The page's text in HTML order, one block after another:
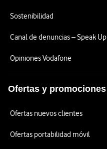
Sostenibilidad
Canal de denuncias – Speak Up
Opiniones Vodafone
Ofertas y promociones
Ofertas nuevos clientes
Ofertas portabilidad móvil